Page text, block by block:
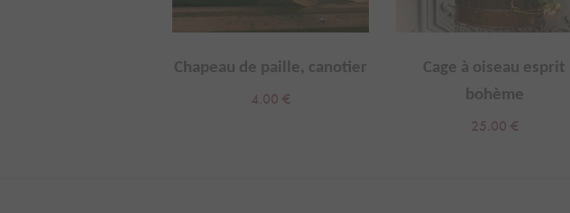
Chapeau de paille, canotier
4.00 €
Cage à oiseau esprit
bohème
25.00 €